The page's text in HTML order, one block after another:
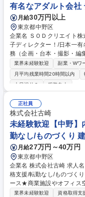
有名なアダルト会社
月給30万円以上
東京都中野区
企業名 ＳＯＤクリエイト株式会社 求人名 【ディレクター
子ディレクター！/日本一有名なアダルト会
務（企画・台本・撮影・編
の総責任者としてご活躍
としての面白さ」を追求できる方を探し
品の企画、台本作成、撮影
ンツにまつわる動画作成な
動画の作成や販売店で流れ
PRやパッケージから、ワ
有名なアダルト会社で追及しませんか？ 募集職
せ売れっ子ディレクター！/
業界未経験歓迎 副業・Wワ
月平均残業時間20時間以内
土日祝休み
服装自由
正社員
株式会社古崎
未経験歓迎【中野】
勤なし/ものづくり
月給27万円～40万円
東京都中野区
企業名 株式会社古崎 求人名 未経験歓迎【中野】内装・空間の施工管理/資
格支援/転勤なし/ものづくり 仕事の内容 「ものづくり」の現場をプロデュ
ース★商業施設やオフィス
す。企画・設計・製造・
業界未経験歓迎 資格取得支